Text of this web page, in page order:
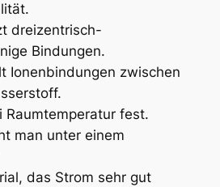
dreizentrisch-
Bindungen.
Ionenbindungen zwischen
Raumtemperatur fest.
man unter einem
das Strom sehr gut